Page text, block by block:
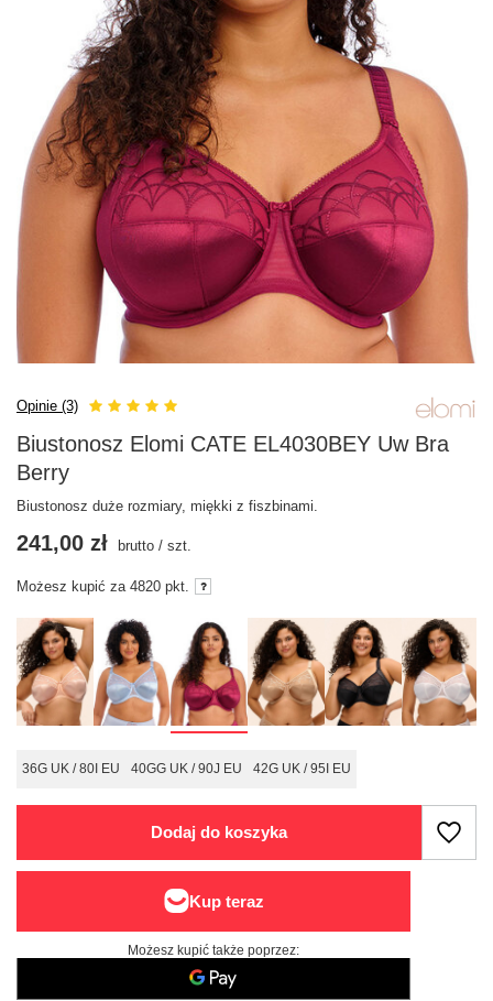
Opinie (3)
Biustonosz Elomi CATE EL4030BEY Uw Bra
Berry
Biustonosz duże rozmiary, miękki z fiszbinami.
36G UK / 80I EU 40GG UK / 90J EU 42G UK / 95I EU
241,00 zł brutto / szt.
Możesz kupić za 4820 pkt.
Dodaj do koszyka
Możesz kupić także poprzez: